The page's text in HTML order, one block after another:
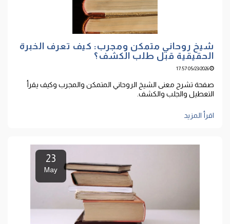
شيخ روحاني متمكن ومجرب: كيف تعرف الخبرة
الحقيقية قبل طلب الكشف؟
05/23/2026 17:57
صفحة تشرح معنى الشيخ الروحاني المتمكن والمجرب وكيف يقرأ
التعطيل والجلب والكشف.
اقرأ المزيد
23
May